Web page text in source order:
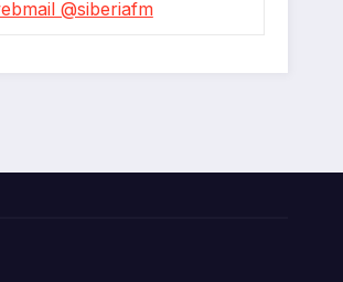
@siberiafm